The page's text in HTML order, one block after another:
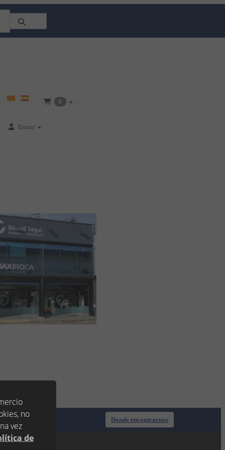
0
Entrar
Donde encontrarnos
no
vez
de